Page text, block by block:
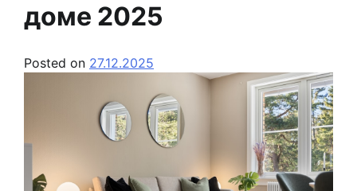
доме 2025
Posted on 27.12.2025